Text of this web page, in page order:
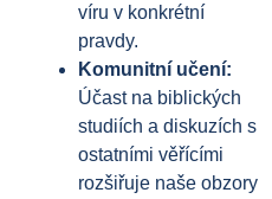
víru v konkrétní
pravdy.
Komunitní učení:
Účast na biblických
studiích a diskuzích s
ostatními věřícími
rozšiřuje naše obzory